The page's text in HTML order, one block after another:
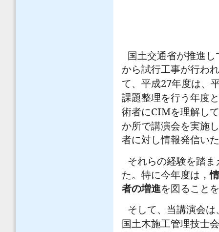
国土交通省が推進し
から試行工事が行わ
て、平成27年度は、
課題整理を行う年度
術者にCIMを理解し
か所で講演会を実施
者に対し情報発信い
それらの経験を踏
た。特に今年度は，
者の増進を図ること
そして、当講演会は
国土木施工管理技士